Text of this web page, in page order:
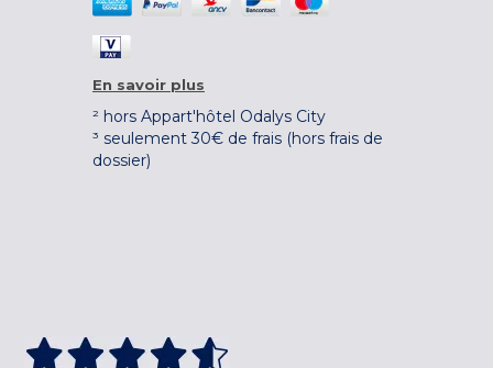
En savoir plus
² hors Appart'hôtel Odalys City
³ seulement 30€ de frais (hors frais de
dossier)